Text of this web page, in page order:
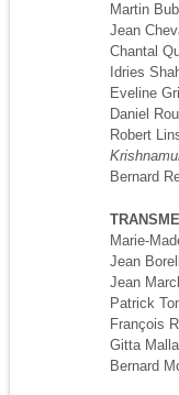
Martin
Jean
Chantal
Idries
Eveline
Daniel
Robert
Bernard
Marie-
Jean
Jean
Patrick
François
Gitta
Bernard